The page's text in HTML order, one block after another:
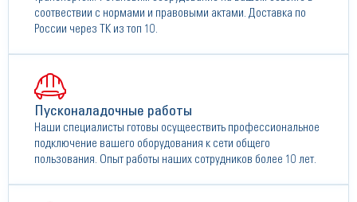
соотвествии с нормами и правовыми актами. Доставка по
России через ТК из топ 10.
Пусконаладочные работы
Наши специалисты готовы осущеествить профессиональное
подключение вашего оборудования к сети общего
пользования. Опыт работы наших сотрудников более 10 лет.